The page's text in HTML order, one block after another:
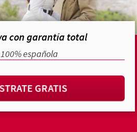
con garantía total
española
GRATIS